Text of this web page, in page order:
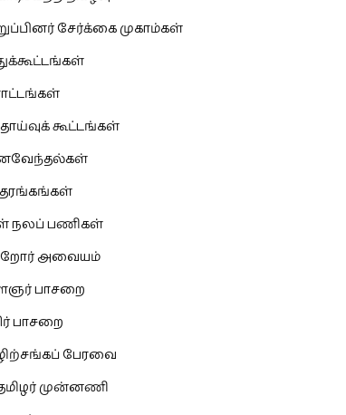
சேர்க்கை முகாம்கள்
கூட்டங்கள்
நலப் பணிகள்
அவையம்
பாசறை
பாசறை
பேரவை
முன்னணி